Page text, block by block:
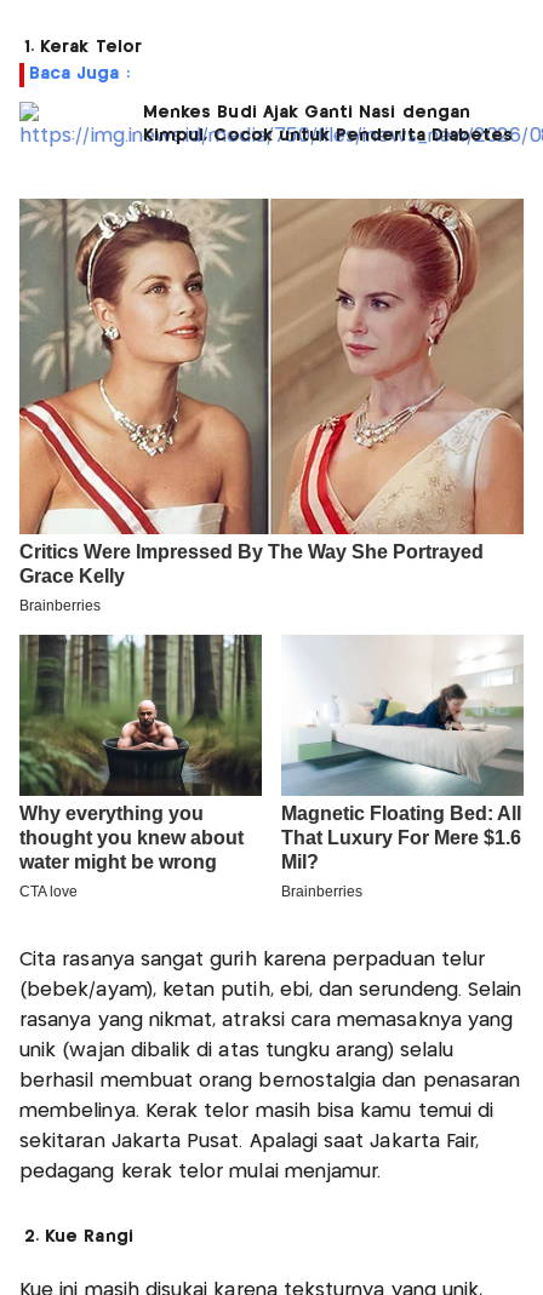
1. Kerak Telor
Baca Juga :
Menkes Budi Ajak Ganti Nasi dengan
Kimpul, Cocok untuk Penderita Diabetes
Cita rasanya sangat gurih karena perpaduan telur
(bebek/ayam), ketan putih, ebi, dan serundeng. Selain
rasanya yang nikmat, atraksi cara memasaknya yang
unik (wajan dibalik di atas tungku arang) selalu
berhasil membuat orang bernostalgia dan penasaran
membelinya. Kerak telor masih bisa kamu temui di
sekitaran Jakarta Pusat. Apalagi saat Jakarta Fair,
pedagang kerak telor mulai menjamur.
2. Kue Rangi
Kue ini masih disukai karena teksturnya yang unik,